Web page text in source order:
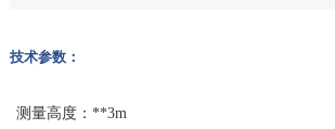
技术参数：
测量高度：**3m